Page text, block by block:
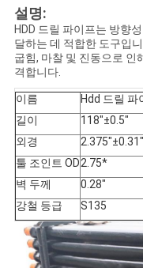
연
락
뉴
스
사
건
설명:
HDD 드릴 파이프는 방향
달하는 데 적합한 도구입
굽힘, 마찰 및 진동으로 인
격합니다.
이름
Hdd 드릴 파
길이
118"±0.5"
외경
2.375"±0.31"
툴 조인트 OD2.75*
벽 두께
0.28"
강철 등급
S135